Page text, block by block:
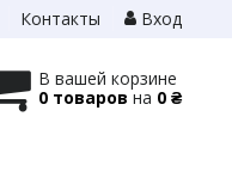
Контакты Вход
В вашей корзине
0 товаровна 0 ₴